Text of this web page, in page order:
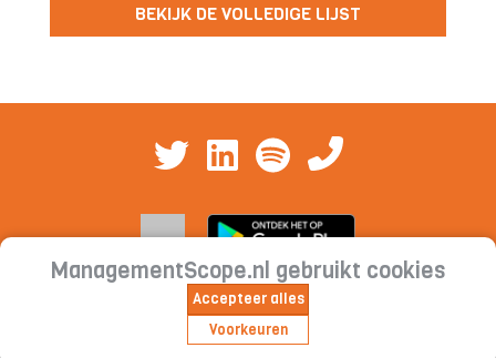
BEKIJK DE VOLLEDIGE LIJST
Cookieverklaring | Privacyverklaring |
Abonnementsvoorwaarden
ManagementScope.nl gebruikt cookies
Accepteer alles
Voorkeuren